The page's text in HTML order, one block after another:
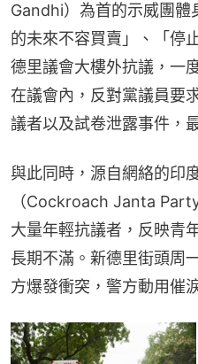
Gandhi）為首的示威團體
的未來不容買賣」、「停
德里議會大樓外抗議，一
在議會內，反對黨議員要
議者以及試卷泄露事件，
與此同時，源自網絡的印
（Cockroach Janta
大量年輕抗議者，反映青
長期不滿。新德里街頭周
方爆發衝突，警方動用催